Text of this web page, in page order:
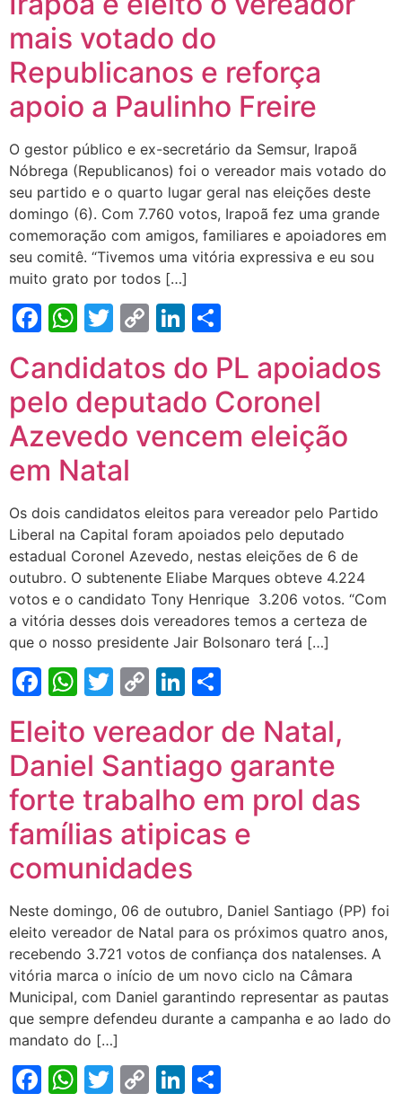
mais votado do
Republicanos e reforça
apoio a Paulinho Freire
O gestor público e ex-secretário da Semsur, Irapoã
Nóbrega (Republicanos) foi o vereador mais votado do
seu partido e o quarto lugar geral nas eleições deste
domingo (6). Com 7.760 votos, Irapoã fez uma grande
comemoração com amigos, familiares e apoiadores em
seu comitê. “Tivemos uma vitória expressiva e eu sou
muito grato por todos […]
Facebook
WhatsApp
Twitter
CopyLinkedIn
Candidatos do PL apoiados
pelo deputado Coronel
Azevedo vencem eleição
em Natal
Os dois candidatos eleitos para vereador pelo Partido
Liberal na Capital foram apoiados pelo deputado
estadual Coronel Azevedo, nestas eleições de 6 de
outubro. O subtenente Eliabe Marques obteve 4.224
votos e o candidato Tony Henrique 3.206 votos. “Com
a vitória desses dois vereadores temos a certeza de
que o nosso presidente Jair Bolsonaro terá […]
Facebook
WhatsApp
Twitter
CopyLinkedIn
Eleito vereador de Natal,
Daniel Santiago garante
forte trabalho em prol das
famílias atipicas e
comunidades
Neste domingo, 06 de outubro, Daniel Santiago (PP) foi
eleito vereador de Natal para os próximos quatro anos,
recebendo 3.721 votos de confiança dos natalenses. A
vitória marca o início de um novo ciclo na Câmara
Municipal, com Daniel garantindo representar as pautas
que sempre defendeu durante a campanha e ao lado do
mandato do […]
Facebook
WhatsApp
Twitter
CopyLinkedIn